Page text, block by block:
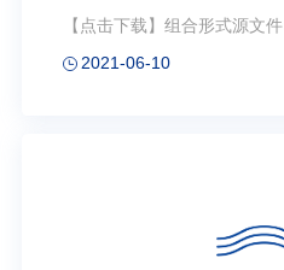
【点击下载】组合形式源文件
2021-06-10